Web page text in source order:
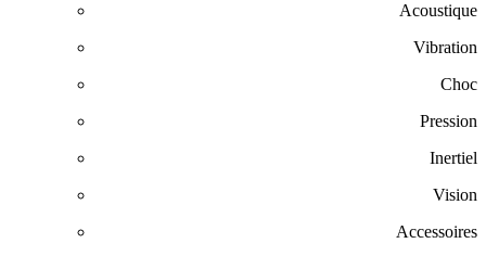
Acoustique
Vibration
Choc
Pression
Inertiel
Vision
Accessoires